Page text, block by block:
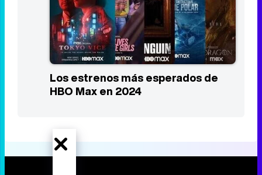
Los estrenos más esperados de
HBO Max en 2024